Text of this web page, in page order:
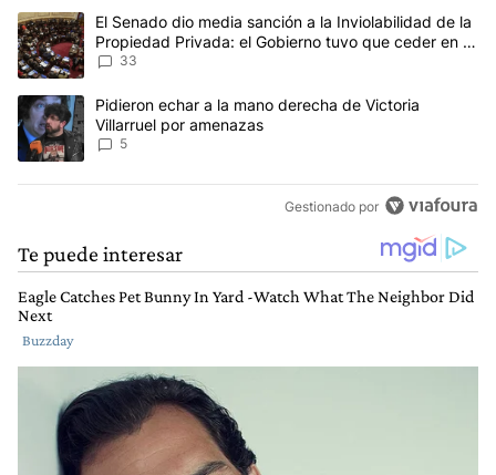
Este listado muestra los artículos con más comentarios en los
Un artículo de tendencia con el título "El Senado dio media
El Senado dio media sanción a la Inviolabilidad de la
Propiedad Privada: el Gobierno tuvo que ceder en la
Ley del Manejo del Fuego
33
Un artículo de tendencia con el título "Pidieron echar a la mano
Pidieron echar a la mano derecha de Victoria
Villarruel por amenazas
5
Gestionado por